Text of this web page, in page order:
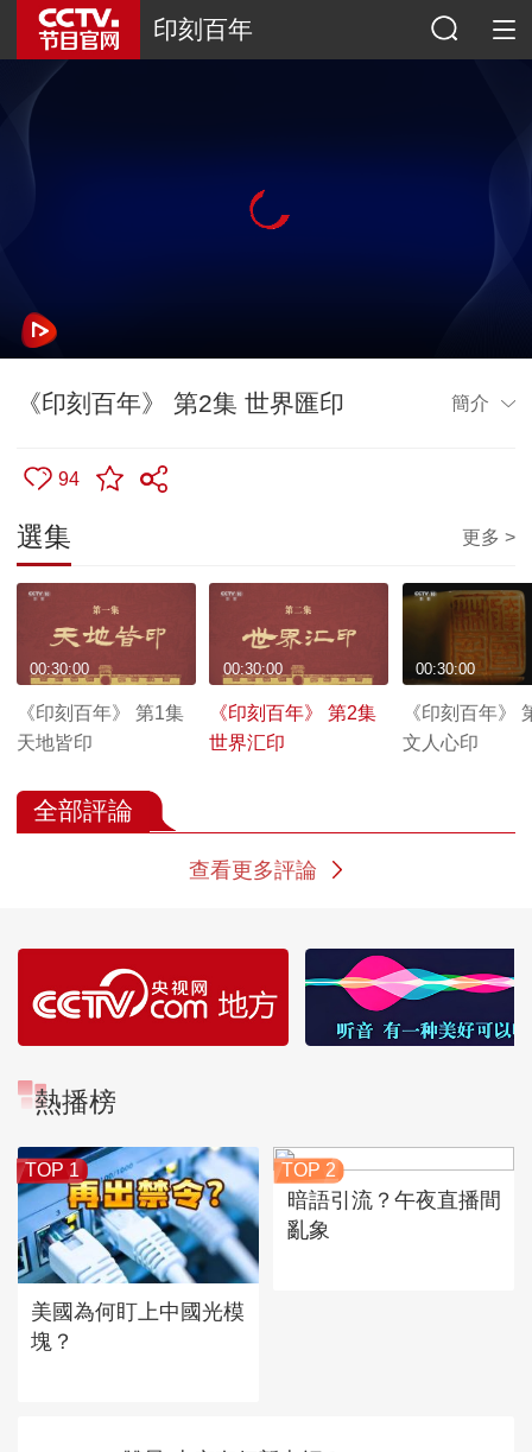
印刻百年
《印刻百年》 第2集 世界匯印 簡介
94
選集 更多 >
《印刻百年》 第1集
天地皆印
00:30:00
《印刻百年》 第2集
世界汇印
00:30:00
《印刻百年》
文人心印
00:30:00
全部評論
查看更多評論
熱播榜
TOP 1
美國為何盯上中國光模
塊？
TOP 2
暗語引流？午夜直播間
亂象